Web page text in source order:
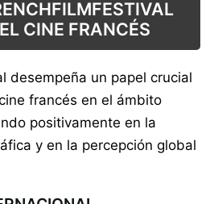
CINE FRANCÉS
desempeña un papel crucial
francés en el ámbito
positivamente en la
y en la percepción global